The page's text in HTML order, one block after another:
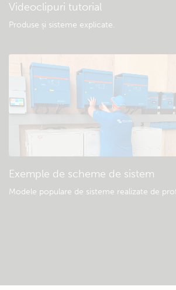
Videoclipuri tutorial
Produse și sisteme explicate.
Exemple de scheme de sistem
Modele populare de sisteme realizate de